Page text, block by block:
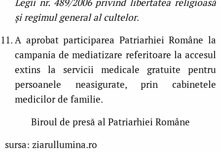
și regimul general al cultelor.
A aprobat participarea Patriarhiei Române la
campania de mediatizare referitoare la accesul
extins la servicii medicale gratuite pentru
persoanele neasigurate, prin cabinetele
medicilor de familie.
Biroul de presă al Patriarhiei Române
sursa: ziarullumina.ro